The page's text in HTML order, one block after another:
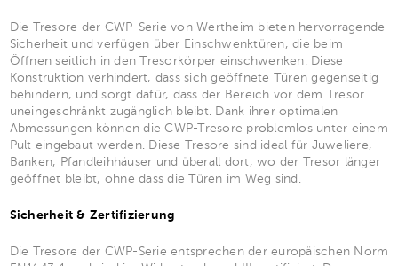
Die Tresore der CWP-Serie von Wertheim bieten hervorragende
Sicherheit und verfügen über Einschwenktüren, die beim
Öffnen seitlich in den Tresorkörper einschwenken. Diese
Konstruktion verhindert, dass sich geöffnete Türen gegenseitig
behindern, und sorgt dafür, dass der Bereich vor dem Tresor
uneingeschränkt zugänglich bleibt. Dank ihrer optimalen
Abmessungen können die CWP-Tresore problemlos unter einem
Pult eingebaut werden. Diese Tresore sind ideal für Juweliere,
Banken, Pfandleihhäuser und überall dort, wo der Tresor länger
geöffnet bleibt, ohne dass die Türen im Weg sind.
Sicherheit & Zertifizierung
Die Tresore der CWP-Serie entsprechen der europäischen Norm